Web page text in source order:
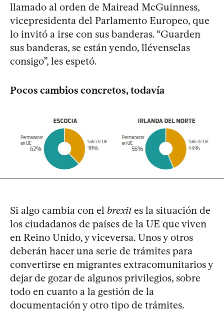
llamado al orden de Mairead McGuinness,
vicepresidenta del Parlamento Europeo, que
lo invitó a irse con sus banderas. “Guarden
sus banderas, se están yendo, llévenselas
consigo”, les espetó.
Pocos cambios concretos, todavía
Si algo cambia con el brexites la situación de
los ciudadanos de países de la UE que viven
en Reino Unido, y viceversa. Unos y otros
deberán hacer una serie de trámites para
convertirse en migrantes extracomunitarios y
dejar de gozar de algunos privilegios, sobre
todo en cuanto a la gestión de la
documentación y otro tipo de trámites.